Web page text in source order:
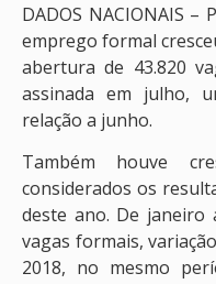
DADOS NACIONAIS
emprego formal
abertura de 43.820
assinada em julho,
relação a junho.
Também houve
considerados os
deste ano. De janeiro
vagas formais,
2018, no mesmo